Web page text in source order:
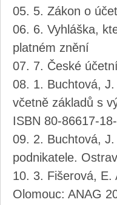
5. Zákon o
6. Vyhláška,
platném znění
7. České
1. Buchtová,
včetně základů s
ISBN 80-86617-
2. Buchtová,
podnikatele.
3. Fišerová, E.
Olomouc: ANAG